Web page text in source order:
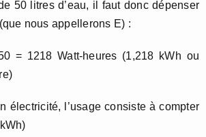
50 litres d’eau, il faut donc dépenser
nous appellerons E) :
= 1218 Watt-heures (1,218 kWh ou
électricité, l’usage consiste à compter